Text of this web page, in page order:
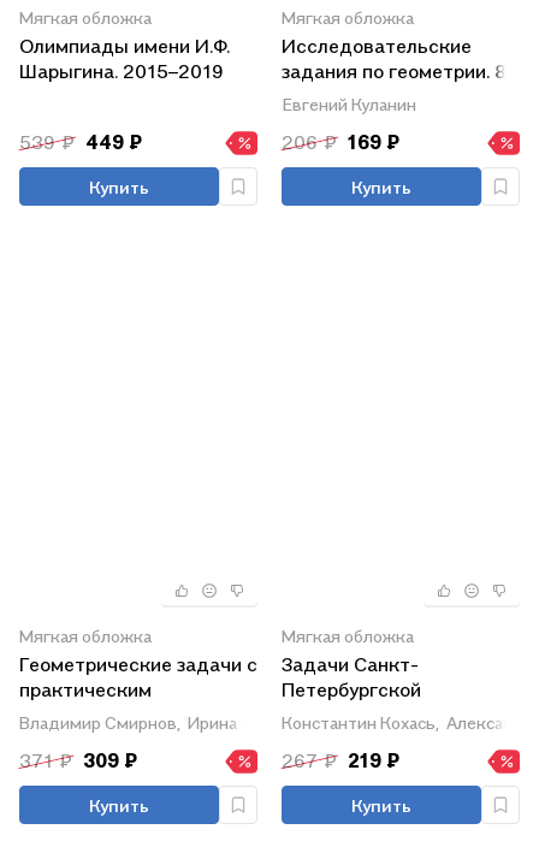
Мягкая обложка
Олимпиады имени И.Ф.
Шарыгина. 2015–2019
539 ₽ 449 ₽
Купить
Мягкая обложка
Исследовательские
задания по геометрии. 8-
10 классы
Евгений Куланин
206 ₽ 169 ₽
Купить
Мягкая обложка
Геометрические задачи с
практическим
содержанием
Владимир Смирнов, Ирина Смирнова
371 ₽ 309 ₽
Купить
Мягкая обложка
Задачи Санкт-
Петербургской
олимпиады школьников
Константин Кохась, Александр
267 ₽ 219 ₽
Купить